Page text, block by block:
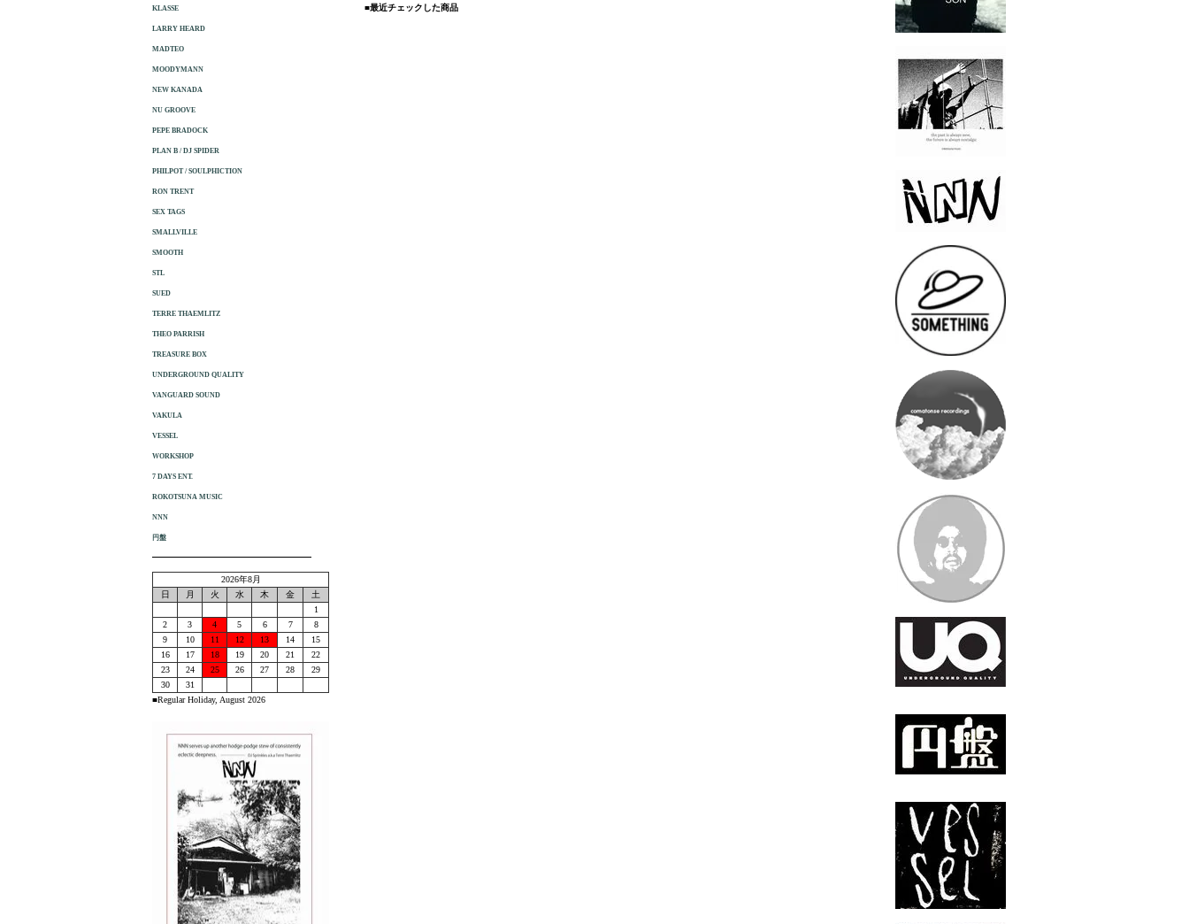
■最近チェックした商品
KLASSE
LARRY HEARD
MADTEO
MOODYMANN
NEW KANADA
NU GROOVE
PEPE BRADOCK
PLAN B / DJ SPIDER
PHILPOT / SOULPHICTION
RON TRENT
SEX TAGS
SMALLVILLE
SMOOTH
STL
SUED
TERRE THAEMLITZ
THEO PARRISH
TREASURE BOX
UNDERGROUND QUALITY
VANGUARD SOUND
VAKULA
VESSEL
WORKSHOP
7 DAYS ENT.
ROKOTSUNA MUSIC
NNN
円盤
2026年8月
日
月 火 水 木 金
土
1
2
3 4 5 6 7
8
9
10 11 12 13 14
15
16
17 18 19 20 21
22
23
24 25 26 27 28
29
30
31
■Regular Holiday, August 2026